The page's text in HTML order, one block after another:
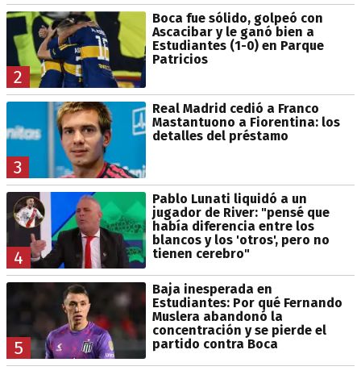
2
Boca fue sólido, golpeó con
Ascacibar y le ganó bien a
Estudiantes (1-0) en Parque
Patricios
3
Real Madrid cedió a Franco
Mastantuono a Fiorentina: los
detalles del préstamo
4
Pablo Lunati liquidó a un
jugador de River: "pensé que
había diferencia entre los
blancos y los 'otros', pero no
tienen cerebro"
5
Baja inesperada en
Estudiantes: Por qué Fernando
Muslera abandonó la
concentración y se pierde el
partido contra Boca